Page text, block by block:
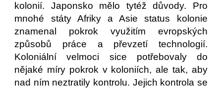
kolonií. Japonsko mělo tytéž důvody. Pro
mnohé státy Afriky a Asie status kolonie
znamenal pokrok využitím evropských
způsobů práce a převzetí technologií.
Koloniální velmoci sice potřebovaly do
nějaké míry pokrok v koloniích, ale tak, aby
nad ním neztratily kontrolu. Jejich kontrola se